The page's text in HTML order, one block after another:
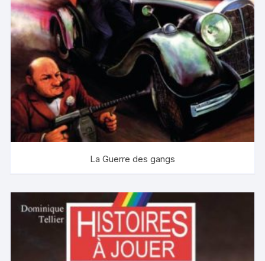
La Guerre des gangs